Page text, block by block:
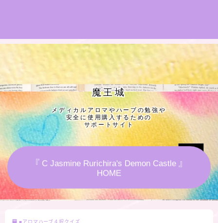
公式ウェブサイト『Botanical Study』
Cジャスミン瑠璃地楽の主な活動先リンク集
プロフィール
アロマハーブアンケート
おすすめ商品＆レビュー
★スペシャルアロマハーブ４択クイズ (kindle出
魔王城
メディカルアロマやハーブの勉強や
安全に使用購入するための
サポートサイト
『 C Jasmine Rurichira's Demon Castle 』
HOME
■アロマハーブ４択クイズ